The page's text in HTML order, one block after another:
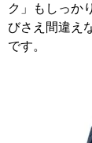
ク」もしっか
びさえ間違え
です。